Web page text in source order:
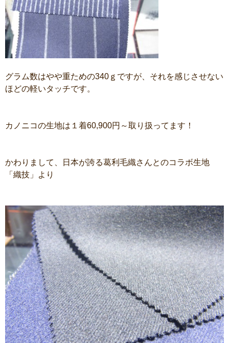
グラム数はやや重ための340ｇですが、それを感じさせない
ほどの軽いタッチです。
カノニコの生地は１着60,900円～取り扱ってます！
かわりまして、日本が誇る葛利毛織さんとのコラボ生地
「織技」より